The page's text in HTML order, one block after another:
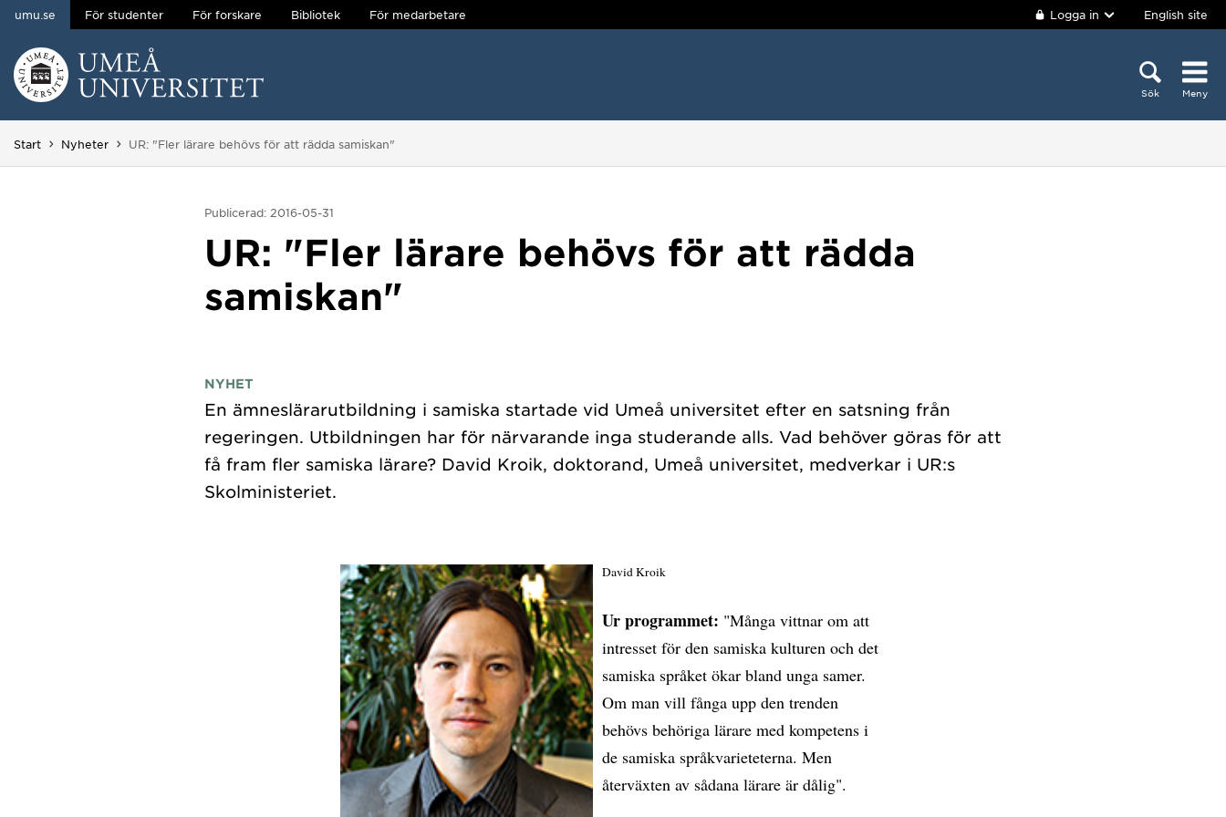
Hoppa direkt till innehållet
umu.se För studenter För forskare Bibliotek För medarbetare Logga in English site
Sök Meny
Start Nyheter Du är här:
UR: "Fler lärare behövs för att rädda samiskan"
Publicerad: 2016-05-31
UR: "Fler lärare behövs för att rädda
samiskan"
NYHET
En ämneslärarutbildning i samiska startade vid Umeå universitet efter en satsning från
regeringen. Utbildningen har för närvarande inga studerande alls. Vad behöver göras för att
få fram fler samiska lärare? David Kroik, doktorand, Umeå universitet, medverkar i UR:s
David Kroik
Ur programmet: "Många vittnar om att
intresset för den samiska kulturen och det
samiska språket ökar bland unga samer.
Om man vill fånga upp den trenden
behövs behöriga lärare med kompetens i
de samiska språkvarieteterna. Men
återväxten av sådana lärare är dålig".